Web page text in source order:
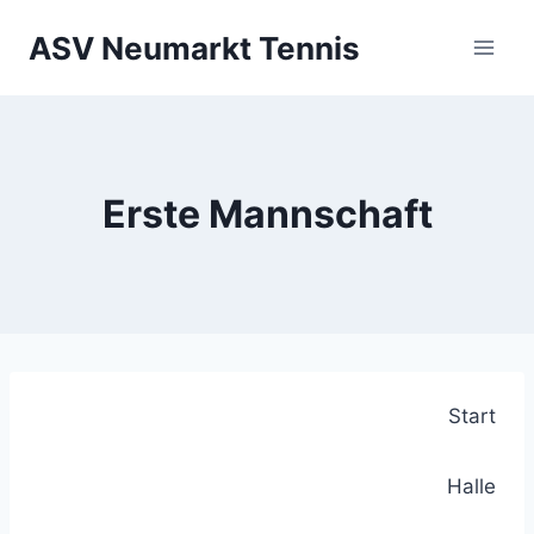
InhaltASV Neumarkt Tennis
Erste Mannschaft
Start
Halle